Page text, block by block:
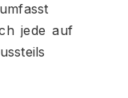
umfasst
jede auf